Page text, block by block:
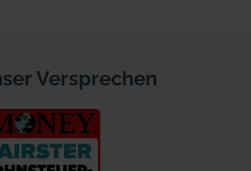
Versprechen